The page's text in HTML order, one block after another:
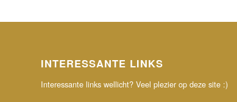
INTERESSANTE LINKS
Interessante links wellicht? Veel plezier op deze site :)